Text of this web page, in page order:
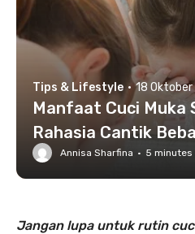
Tips & Lifestyle · 18
Manfaat Cuci Muka
Rahasia Cantik
Annisa Sharfina · 5 minutes
Jangan lupa untuk rutin